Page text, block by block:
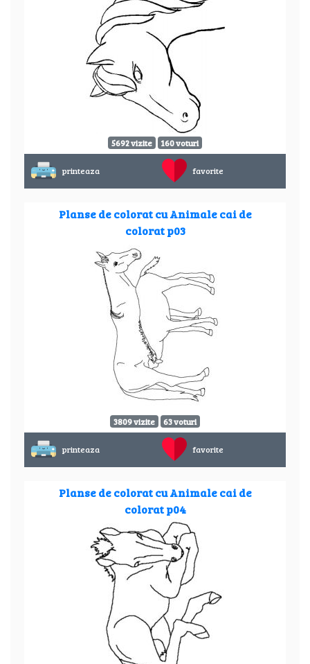
5692 vizite 160 voturi
printeaza favorite
Planse de colorat cu Animale cai de
colorat p03
3809 vizite 63 voturi
printeaza favorite
Planse de colorat cu Animale cai de
colorat p04